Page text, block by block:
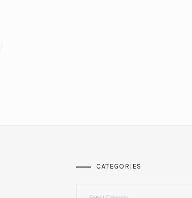
CATEGORIES